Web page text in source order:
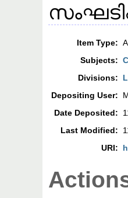
Item Type:
Subjects:
Divisions:
Depositing User:
Date Deposited:
Last Modified:
URI: